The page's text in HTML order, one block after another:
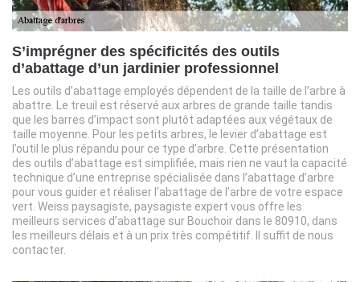
S’imprégner des spécificités des outils
d’abattage d’un jardinier professionnel
Les outils d’abattage employés dépendent de la taille de l’arbre à
abattre. Le treuil est réservé aux arbres de grande taille tandis
que les barres d’impact sont plutôt adaptées aux végétaux de
taille moyenne. Pour les petits arbres, le levier d’abattage est
l’outil le plus répandu pour ce type d’arbre. Cette présentation
des outils d’abattage est simplifiée, mais rien ne vaut la capacité
technique d’une entreprise spécialisée dans l’abattage d’arbre
pour vous guider et réaliser l’abattage de l’arbre de votre espace
vert. Weiss paysagiste, paysagiste expert vous offre les
meilleurs services d’abattage sur Bouchoir dans le 80910, dans
les meilleurs délais et à un prix très compétitif. Il suffit de nous
contacter.